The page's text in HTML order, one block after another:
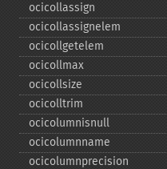
ocicollassign
ocicollassignelem
ocicollgetelem
ocicollmax
ocicollsize
ocicolltrim
ocicolumnisnull
ocicolumnname
ocicolumnprecision